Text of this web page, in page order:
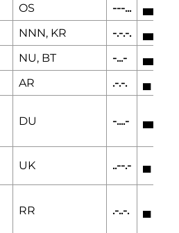
OS ---... ▄▄▄
NNN, KR -.-.-. ▄▄▄
NU, BT -...- ▄▄▄
AR .-.-. ▄
DU -....- ▄▄▄
UK ..--.- ▄
RR .-..-. ▄